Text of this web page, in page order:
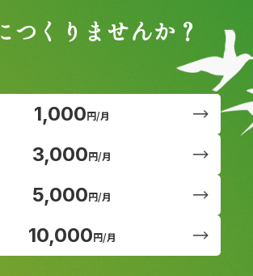
つくりませんか？
1,000円/月
3,000円/月
5,000円/月
10,000円/月